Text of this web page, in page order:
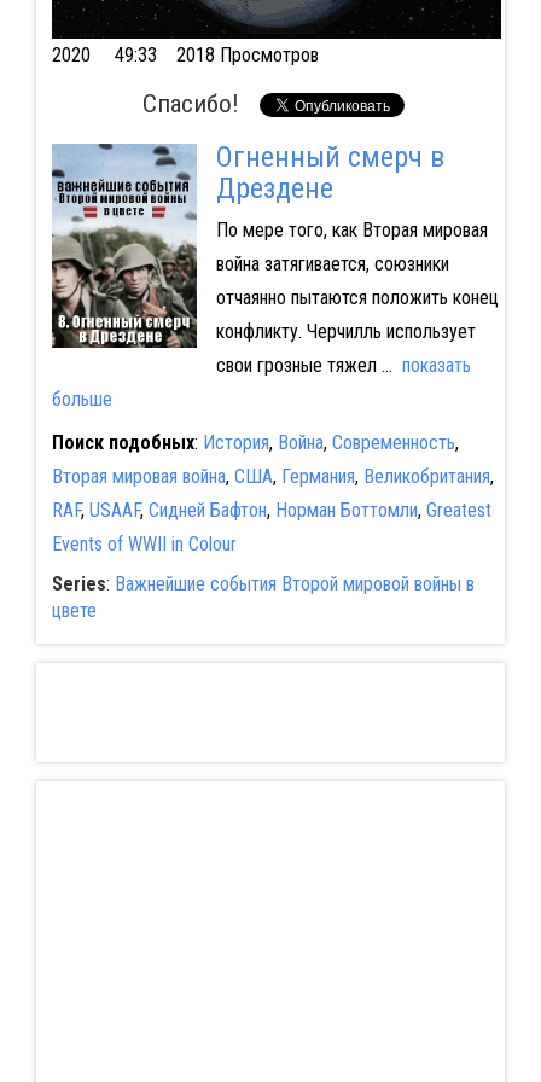
2020 49:33 2018 Просмотров
Спасибо!
Огненный смерч в
Дрездене
По мере того, как Вторая мировая
война затягивается, союзники
отчаянно пытаются положить конец
конфликту. Черчилль использует
свои грозные тяжел... показать
больше
Поиск подобных: История, Война, Современность,
Вторая мировая война, США, Германия, Великобритания,
RAF, USAAF, Сидней Бафтон, Норман Боттомли, Greatest
Events of WWII in Colour
Series: Важнейшие события Второй мировой войны в
цвете